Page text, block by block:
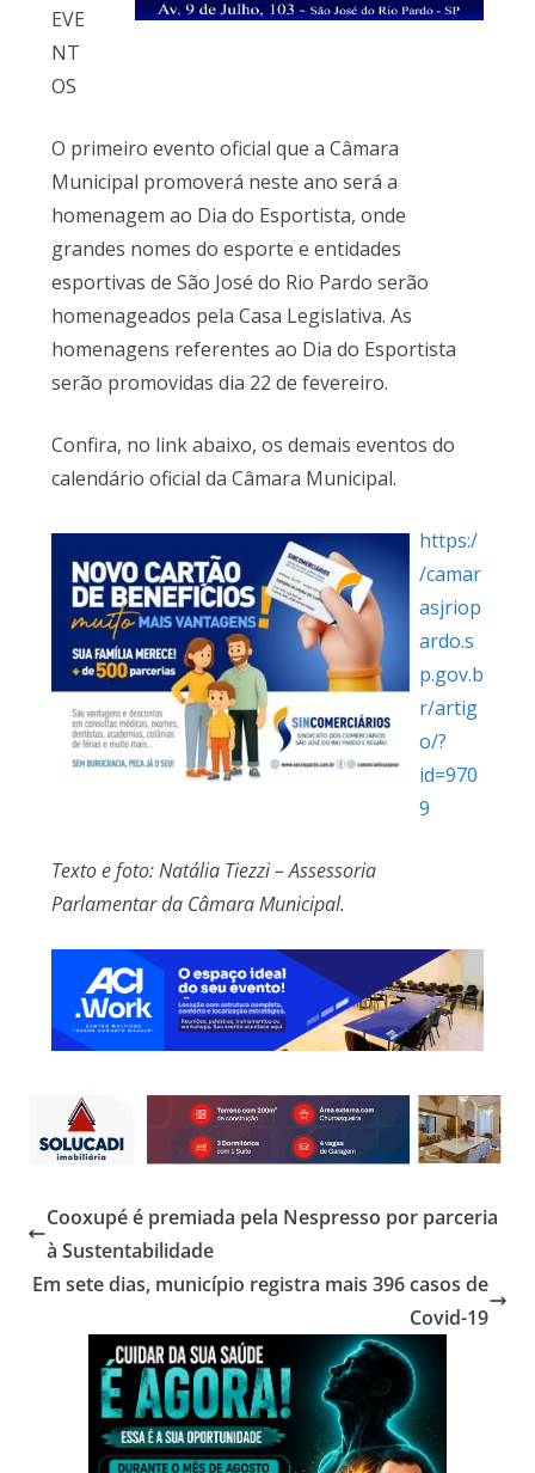
EVE
NT
OS
O primeiro evento oficial que a Câmara
Municipal promoverá neste ano será a
homenagem ao Dia do Esportista, onde
grandes nomes do esporte e entidades
esportivas de São José do Rio Pardo serão
homenageados pela Casa Legislativa. As
homenagens referentes ao Dia do Esportista
serão promovidas dia 22 de fevereiro.
Confira, no link abaixo, os demais eventos do
calendário oficial da Câmara Municipal.
https:/
/camar
asjriop
ardo.s
p.gov.b
r/artig
o/?
id=970
9
Texto e foto: Natália Tiezzi – Assessoria
Parlamentar da Câmara Municipal.
Cooxupé é premiada pela Nespresso por parceria
à Sustentabilidade
Em sete dias, município registra mais 396 casos de
Covid-19